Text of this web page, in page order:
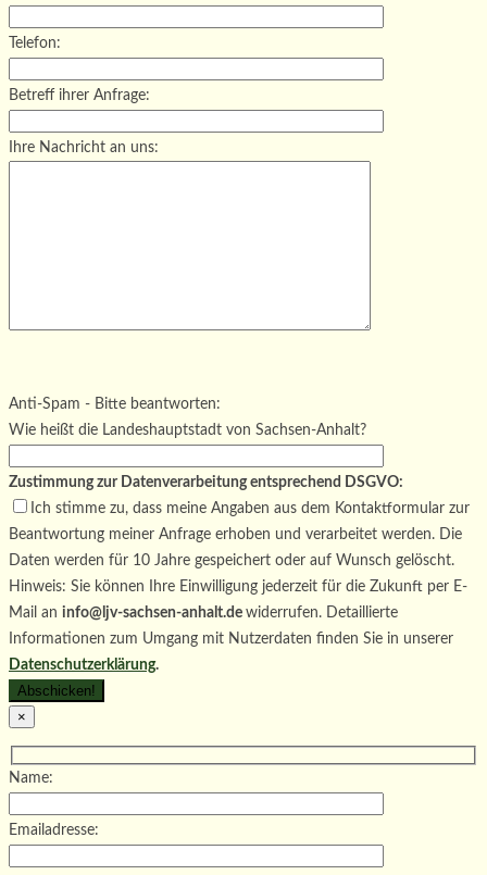
Telefon:
Betreff ihrer Anfrage:
Ihre Nachricht an uns:
Bitte lasse dieses Feld leer.
Anti-Spam - Bitte beantworten:
Wie heißt die Landeshauptstadt von Sachsen-Anhalt?
Zustimmung zur Datenverarbeitung entsprechend DSGVO:
Ich stimme zu, dass meine Angaben aus dem Kontaktformular zur
Beantwortung meiner Anfrage erhoben und verarbeitet werden. Die
Daten werden für 10 Jahre gespeichert oder auf Wunsch gelöscht.
Hinweis: Sie können Ihre Einwilligung jederzeit für die Zukunft per E-
Mail an info@ljv-sachsen-anhalt.de widerrufen. Detaillierte
Informationen zum Umgang mit Nutzerdaten finden Sie in unserer
Datenschutzerklärung.
×
Name:
Emailadresse: